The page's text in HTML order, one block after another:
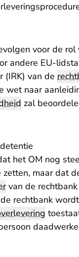
voor de rol
andere EU-
(IRK) van de
naar
zal
het OM nog
maar dat
van de
rechtbank